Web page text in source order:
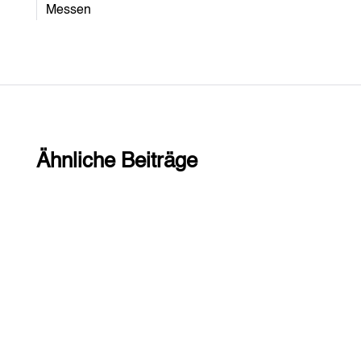
Messen
Ähnliche Beiträge